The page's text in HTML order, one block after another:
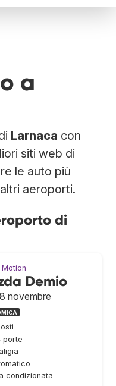
a
Larnaca con
siti web di
le auto più
aeroporti.
di
Demio
novembre
porte
condizionata